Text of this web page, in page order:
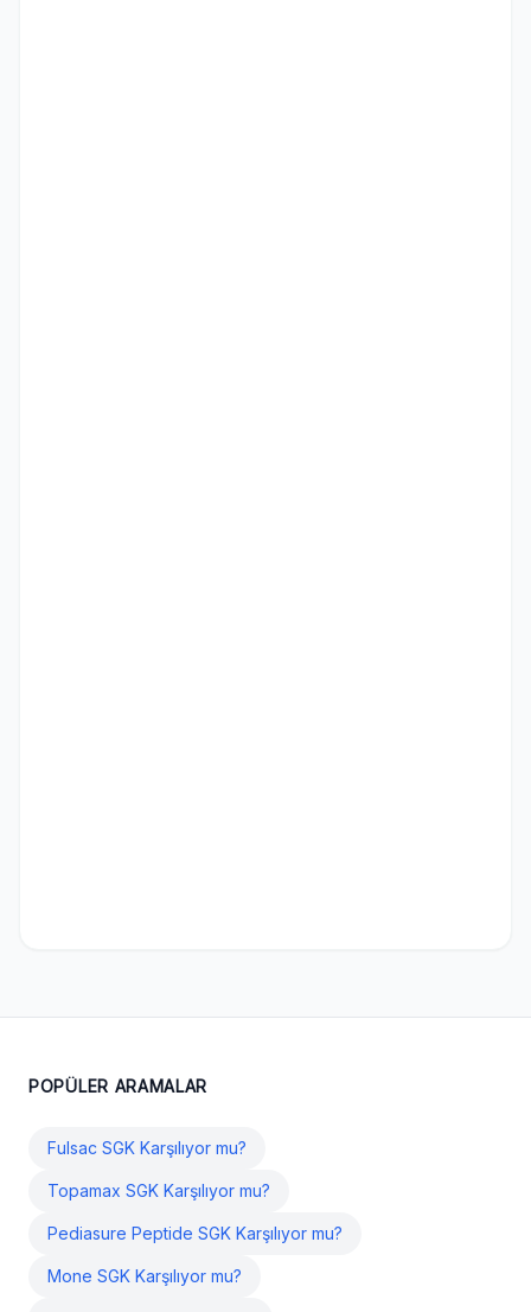
POPÜLER ARAMALAR
Fulsac SGK Karşılıyor mu?
Topamax SGK Karşılıyor mu?
Pediasure Peptide SGK Karşılıyor mu?
Mone SGK Karşılıyor mu?